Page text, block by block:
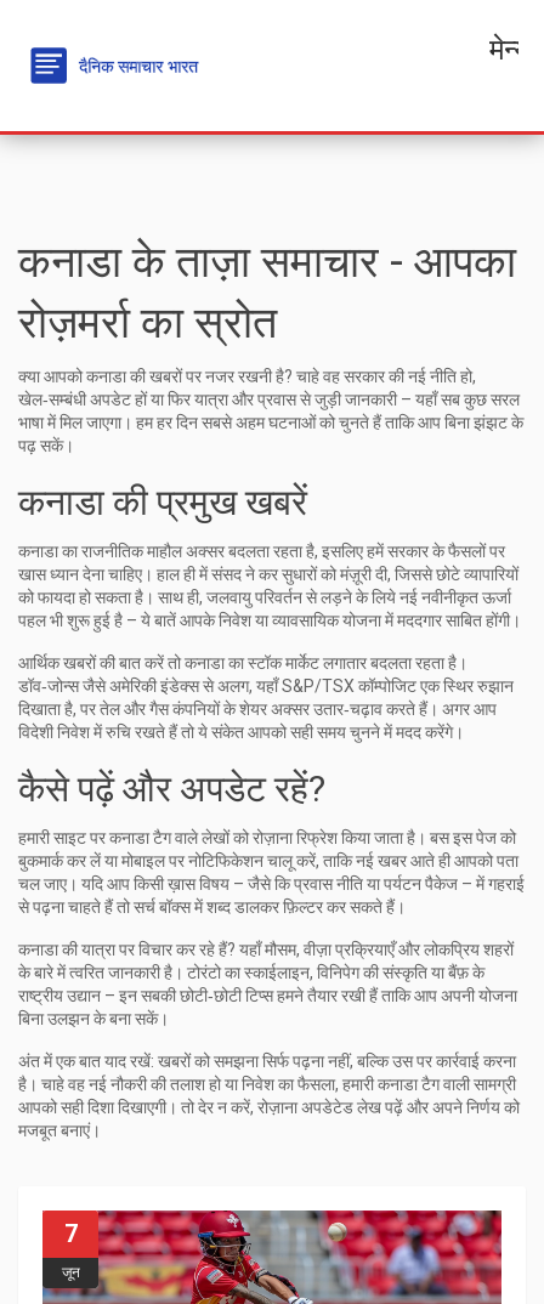
मेन्यू
कनाडा के ताज़ा समाचार - आपका
रोज़मर्रा का स्रोत
क्या आपको कनाडा की खबरों पर नजर रखनी है? चाहे वह सरकार की नई नीति हो,
खेल‑सम्बंधी अपडेट हों या फिर यात्रा और प्रवास से जुड़ी जानकारी – यहाँ सब कुछ सरल
भाषा में मिल जाएगा। हम हर दिन सबसे अहम घटनाओं को चुनते हैं ताकि आप बिना झंझट के
पढ़ सकें।
कनाडा की प्रमुख खबरें
कनाडा का राजनीतिक माहौल अक्सर बदलता रहता है, इसलिए हमें सरकार के फैसलों पर
खास ध्यान देना चाहिए। हाल ही में संसद ने कर सुधारों को मंज़ूरी दी, जिससे छोटे व्यापारियों
को फायदा हो सकता है। साथ ही, जलवायु परिवर्तन से लड़ने के लिये नई नवीनीकृत ऊर्जा
पहल भी शुरू हुई है – ये बातें आपके निवेश या व्यावसायिक योजना में मददगार साबित होंगी।
आर्थिक खबरों की बात करें तो कनाडा का स्टॉक मार्केट लगातार बदलता रहता है।
डॉव‑जोन्स जैसे अमेरिकी इंडेक्स से अलग, यहाँ S&P/TSX कॉम्पोजिट एक स्थिर रुझान
दिखाता है, पर तेल और गैस कंपनियों के शेयर अक्सर उतार‑चढ़ाव करते हैं। अगर आप
विदेशी निवेश में रुचि रखते हैं तो ये संकेत आपको सही समय चुनने में मदद करेंगे।
कैसे पढ़ें और अपडेट रहें?
हमारी साइट पर कनाडा टैग वाले लेखों को रोज़ाना रिफ्रेश किया जाता है। बस इस पेज को
बुकमार्क कर लें या मोबाइल पर नोटिफिकेशन चालू करें, ताकि नई खबर आते ही आपको पता
चल जाए। यदि आप किसी ख़ास विषय – जैसे कि प्रवास नीति या पर्यटन पैकेज – में गहराई
से पढ़ना चाहते हैं तो सर्च बॉक्स में शब्द डालकर फ़िल्टर कर सकते हैं।
कनाडा की यात्रा पर विचार कर रहे हैं? यहाँ मौसम, वीज़ा प्रक्रियाएँ और लोकप्रिय शहरों
के बारे में त्वरित जानकारी है। टोरंटो का स्काईलाइन, विनिपेग की संस्कृति या बैंफ़ के
राष्ट्रीय उद्यान – इन सबकी छोटी‑छोटी टिप्स हमने तैयार रखी हैं ताकि आप अपनी योजना
बिना उलझन के बना सकें।
अंत में एक बात याद रखें: खबरों को समझना सिर्फ पढ़ना नहीं, बल्कि उस पर कार्रवाई करना
है। चाहे वह नई नौकरी की तलाश हो या निवेश का फैसला, हमारी कनाडा टैग वाली सामग्री
आपको सही दिशा दिखाएगी। तो देर न करें, रोज़ाना अपडेटेड लेख पढ़ें और अपने निर्णय को
मजबूत बनाएं।
7
जून